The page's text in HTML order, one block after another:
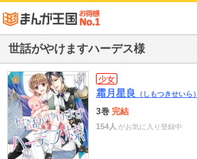
世話がやけますハーデス様
少女
霜月星良 （しもつきせいら）
3巻 完結
154人 がお気に入り登録中